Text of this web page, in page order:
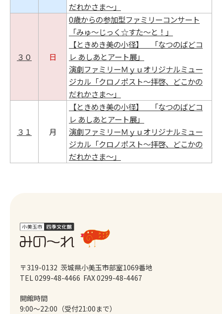
だれかさま～」
３０ 日
0歳からの参加型ファミリーコンサート
「みゅ～じっく☆すた～と！」
【ときめき美の小径】 「なつのばどコ
レ あしあとアート展」
演劇ファミリーＭｙｕオリジナルミュー
ジカル「クロノポスト～拝啓、どこかの
だれかさま～」
３１ 月
【ときめき美の小径】 「なつのばどコ
レ あしあとアート展」
演劇ファミリーＭｙｕオリジナルミュー
ジカル「クロノポスト～拝啓、どこかの
だれかさま～」
〒319-0132 茨城県小美玉市部室1069番地
TEL 0299-48-4466 FAX 0299-48-4467
開館時間
9:00～22:00（受付21:00まで）